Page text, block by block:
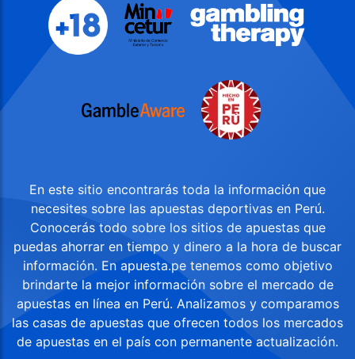
En este sitio encontrarás toda la información que
necesites sobre las apuestas deportivas en Perú.
Conocerás todo sobre los sitios de apuestas que
puedas ahorrar en tiempo y dinero a la hora de buscar
información. En apuesta.pe tenemos como objetivo
brindarte la mejor información sobre el mercado de
apuestas en línea en Perú. Analizamos y comparamos
las casas de apuestas que ofrecen todos los mercados
de apuestas en el país con permanente actualización.